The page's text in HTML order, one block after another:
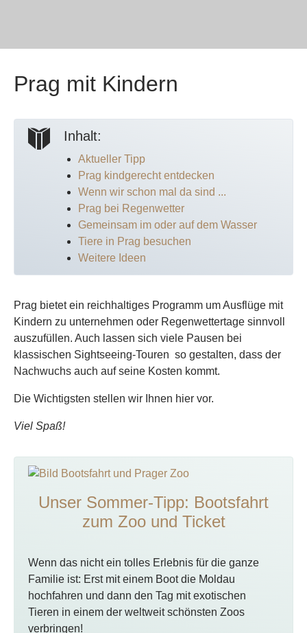
Prag mit Kindern
Inhalt:
Aktueller Tipp
Prag kindgerecht entdecken
Wenn wir schon mal da sind ...
Prag bei Regenwetter
Gemeinsam im oder auf dem Wasser
Tiere in Prag besuchen
Weitere Ideen
Prag bietet ein reichhaltiges Programm um Ausflüge mit
Kindern zu unternehmen oder Regenwettertage sinnvoll
auszufüllen. Auch lassen sich viele Pausen bei
klassischen Sightseeing-Touren so gestalten, dass der
Nachwuchs auch auf seine Kosten kommt.
Die Wichtigsten stellen wir Ihnen hier vor.
Viel Spaß!
Unser Sommer-Tipp: Bootsfahrt
zum Zoo und Ticket
Wenn das nicht ein tolles Erlebnis für die ganze
Familie ist: Erst mit einem Boot die Moldau
hochfahren und dann den Tag mit exotischen
Tieren in einem der weltweit schönsten Zoos
verbringen!